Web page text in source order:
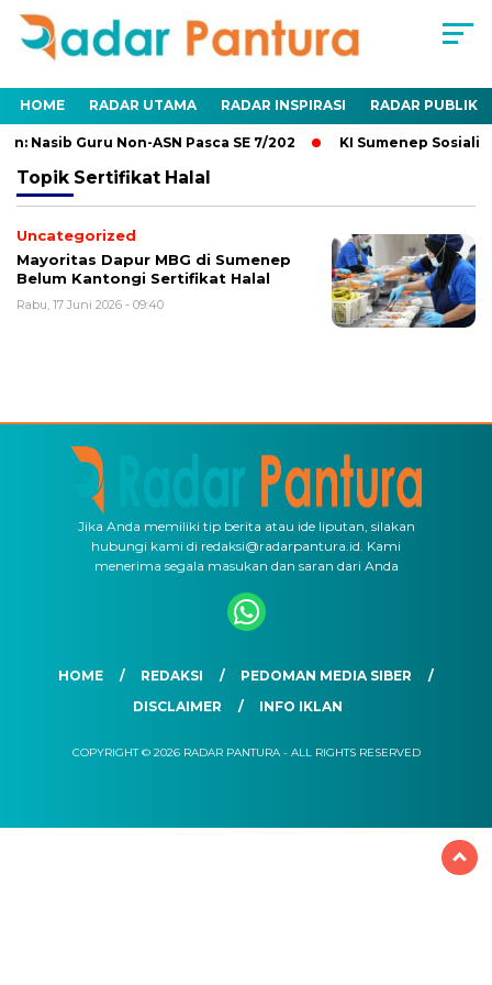
HOME RADAR UTAMA RADAR INSPIRASI RADAR PUBLIK
Nasib Guru Non-ASN Pasca SE 7/202 KI Sumenep
Topik Sertifikat Halal
Uncategorized
Mayoritas Dapur MBG di Sumenep
Belum Kantongi Sertifikat Halal
Rabu, 17 Juni 2026 - 09:40
Jika Anda memiliki tip berita atau ide liputan, silakan
hubungi kami di redaksi@radarpantura.id. Kami
menerima segala masukan dan saran dari Anda
HOME REDAKSI
PEDOMAN MEDIA SIBER
DISCLAIMER
INFO IKLAN
COPYRIGHT © 2026 RADAR PANTURA - ALL RIGHTS RESERVED